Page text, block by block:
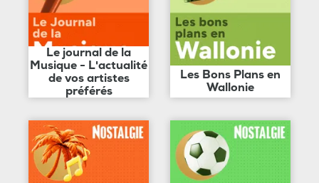
Le journal de la
Musique - L'actualité
de vos artistes
préférés
Les Bons Plans en
Wallonie